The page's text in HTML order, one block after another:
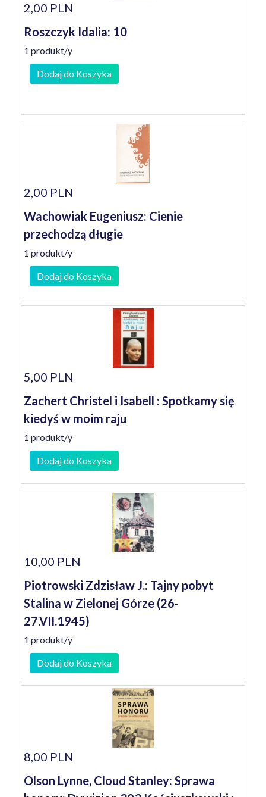
2,00 PLN
Roszczyk Idalia: 10
1 produkt/y
Dodaj do Koszyka
2,00 PLN
Wachowiak Eugeniusz: Cienie
przechodzą długie
1 produkt/y
Dodaj do Koszyka
5,00 PLN
Zachert Christel i Isabell : Spotkamy się
kiedyś w moim raju
1 produkt/y
Dodaj do Koszyka
10,00 PLN
Piotrowski Zdzisław J.: Tajny pobyt
Stalina w Zielonej Górze (26-
27.VII.1945)
1 produkt/y
Dodaj do Koszyka
8,00 PLN
Olson Lynne, Cloud Stanley: Sprawa